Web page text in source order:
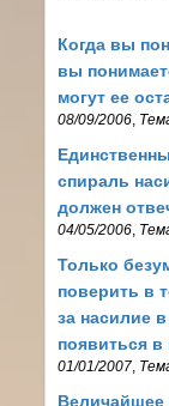
Когда вы
вы
могут ее
08/09/2006
спираль
должен
04/05/2006
Только
поверить в
за насилие
появиться
01/01/2007
Величайшее